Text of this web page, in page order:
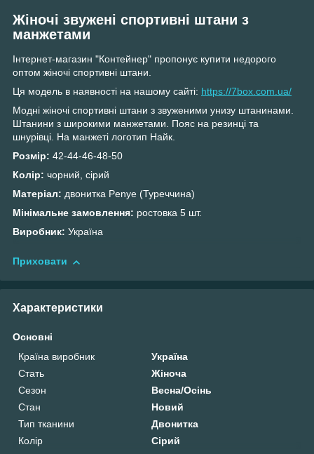
Жіночі звужені спортивні штани з
манжетами
Інтернет-магазин "Контейнер" пропонує купити недорого
оптом жіночі спортивні штани.
Ця модель в наявності на нашому сайті: https://7box.com.ua/
Модні жіночі спортивні штани з звуженими унизу штанинами.
Штанини з широкими манжетами. Пояс на резинці та
шнурівці. На манжеті логотип Найк.
Розмір: 42-44-46-48-50
Колір: чорний, сірий
Матеріал: двонитка Penye (Туреччина)
Мінімальне замовлення: ростовка 5 шт.
Виробник: Україна
Приховати
Характеристики
Основні
Країна виробник
Україна
Стать
Жіноча
Сезон
Весна/Осінь
Стан
Новий
Тип тканини
Двонитка
Колір
Сірий